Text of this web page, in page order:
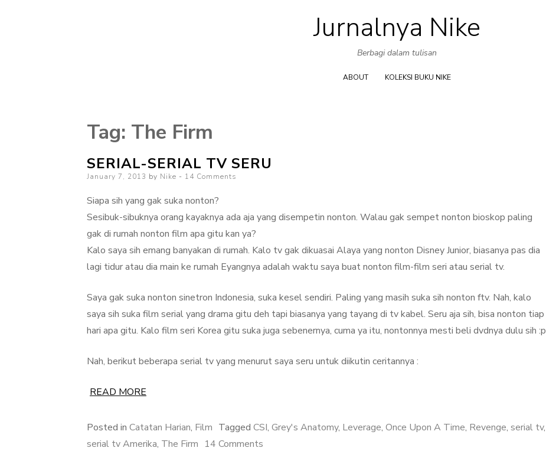
Skip
to
content
Jurnalnya Nike
Berbagi dalam tulisan
ABOUT KOLEKSI BUKU NIKE
Tag: The Firm
SERIAL-SERIAL TV SERU
Posted
January 7, 2013 by Nike 14 Comments
Siapa sih yang gak suka nonton?
Sesibuk-sibuknya orang kayaknya ada aja yang disempetin nonton. Walau gak sempet nonton bioskop paling
gak di rumah nonton film apa gitu kan ya?
Kalo saya sih emang banyakan di rumah. Kalo tv gak dikuasai Alaya yang nonton Disney Junior, biasanya pas dia
lagi tidur atau dia main ke rumah Eyangnya adalah waktu saya buat nonton film-film seri atau serial tv.
Saya gak suka nonton sinetron Indonesia, suka kesel sendiri. Paling yang masih suka sih nonton ftv. Nah, kalo
saya sih suka film serial yang drama gitu deh tapi biasanya yang tayang di tv kabel. Seru aja sih, bisa nonton tiap
hari apa gitu. Kalo film seri Korea gitu suka juga sebenernya, cuma ya itu, nontonnya mesti beli dvdnya dulu sih :p
Nah, berikut beberapa serial tv yang menurut saya seru untuk diikutin ceritannya :
READ MORE
Posted in Catatan Harian, Film Tagged CSI, Grey's Anatomy, Leverage, Once Upon A Time, Revenge, serial tv,
serial tv Amerika, The Firm 14 Comments